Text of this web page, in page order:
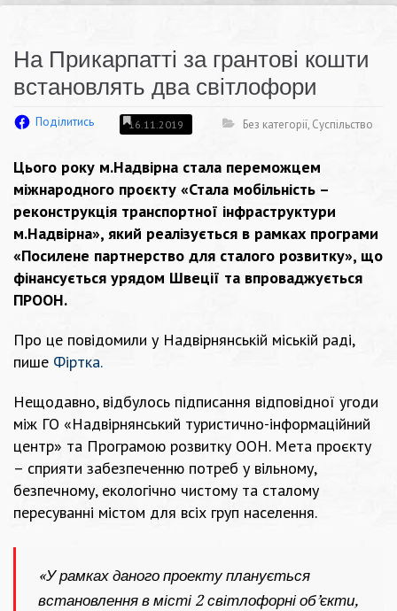
На Прикарпатті за грантові кошти
встановлять два світлофори
Поділитись 16.11.2019 Без категорії, Суспільство
Цього року м.Надвірна стала переможцем
міжнародного проєкту «Стала мобільність –
реконструкція транспортної інфраструктури
м.Надвірна», який реалізується в рамках програми
«Посилене партнерство для сталого розвитку», що
фінансується урядом Швеції та впроваджується
ПРООН.
Про це повідомили у Надвірнянській міській раді,
пише Фіртка.
Нещодавно, відбулось підписання відповідної угоди
між ГО «Надвірнянський туристично-інформаційний
центр» та Програмою розвитку ООН. Мета проєкту
– сприяти забезпеченню потреб у вільному,
безпечному, екологічно чистому та сталому
пересуванні містом для всіх груп населення.
«У рамках даного проекту планується
встановлення в місті 2 світлофорні об’єкти,